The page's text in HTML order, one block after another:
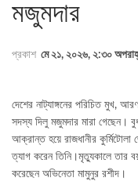
মজুমদার
প্রকাশ মে ২১, ২০২৬, ২:৩০
দেশের নাট্যাঙ্গনের পরিচিত মুখ,
সদস্য দিলু মজুমদার মারা গেছেন।
আক্রান্ত হয়ে রাজধানীর কুর্মিটোলা
ত্যাগ করেন তিনি।মৃত্যুকালে তার
করেছেন অভিনেতা মামুনুর রশীদ।